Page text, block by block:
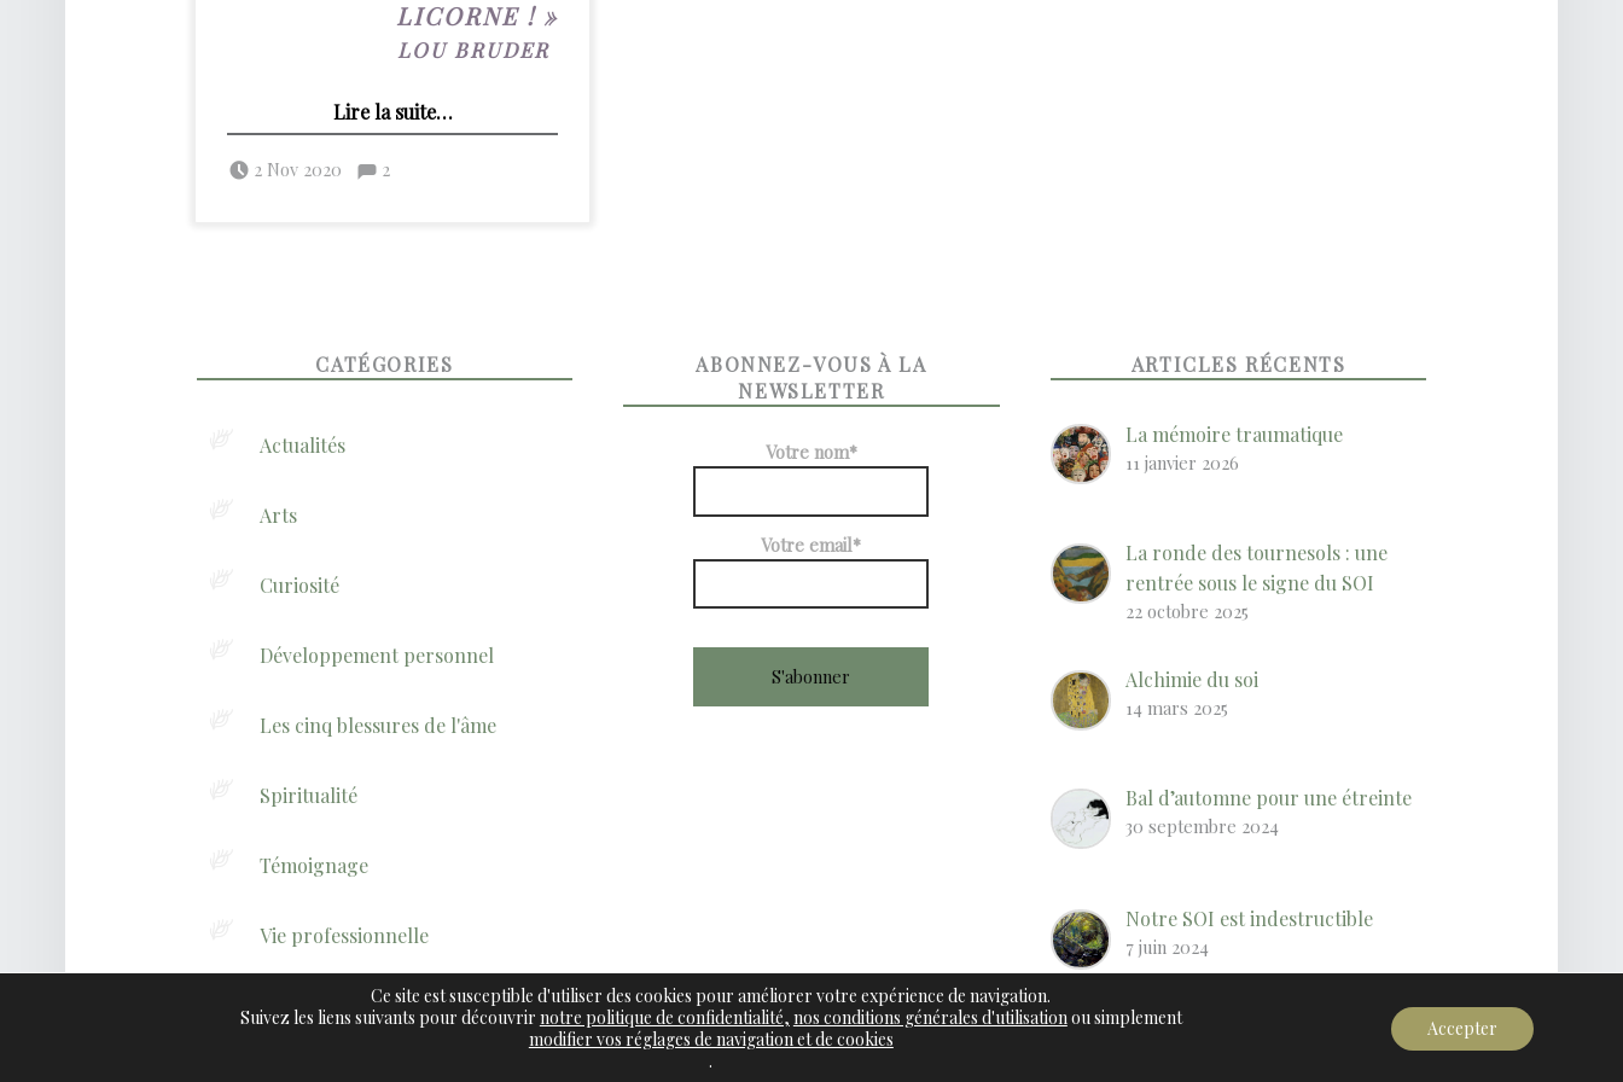
LICORNE ! »
LOU BRUDER
Lire la suite“L’écho de nos sidérations aux Conflins de l’horreur”
…
2 Nov 2020 admin Commentaires : %s
2
CATÉGORIES
Actualités
Arts
Curiosité
Développement personnel
Les cinq blessures de l'âme
Spiritualité
Témoignage
Vie professionnelle
ABONNEZ-VOUS À LA
NEWSLETTER
Votre nom*
Votre email*
ARTICLES RÉCENTS
La mémoire traumatique
11 janvier 2026
La ronde des tournesols : une
rentrée sous le signe du SOI
22 octobre 2025
Alchimie du soi
14 mars 2025
Bal d’automne pour une étreinte
30 septembre 2024
Notre SOI est indestructible
7 juin 2024
Ce site est susceptible d'utiliser des cookies pour améliorer votre expérience de navigation.
Suivez les liens suivants pour découvrir notre politique de confidentialité, nos conditions générales d'utilisationou simplement
modifier vos réglages de navigation et de cookies
.
Accepter